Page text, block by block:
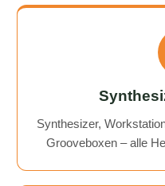
Synthesizer,
Grooveboxen – alle